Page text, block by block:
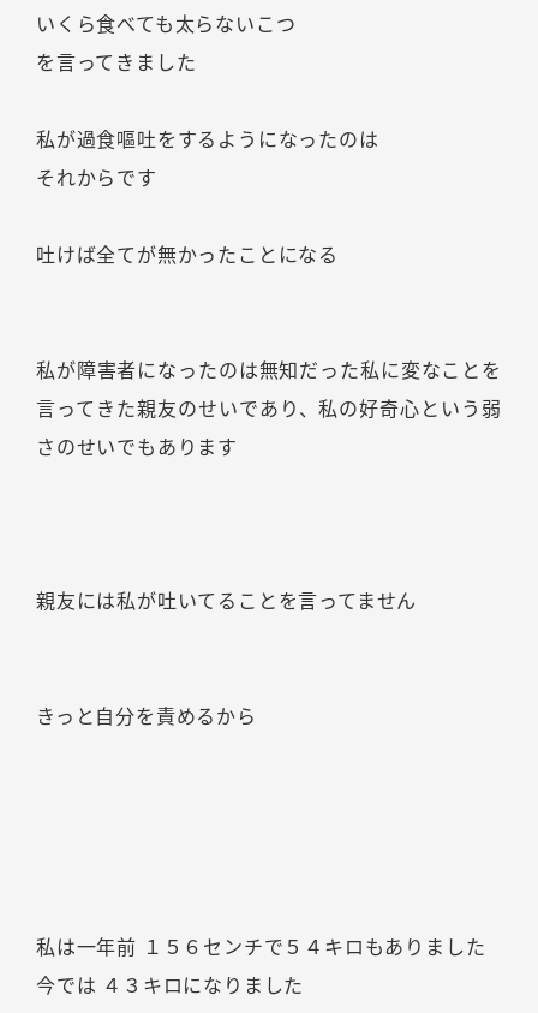
いくら食べても太らないこつ
を言ってきました
私が過食嘔吐をするようになったのは
それからです
吐けば全てが無かったことになる
私が障害者になったのは無知だった私に変なことを
言ってきた親友のせいであり、私の好奇心という弱
さのせいでもあります
親友には私が吐いてることを言ってません
きっと自分を責めるから
私は一年前 １５６センチで５４キロもありました
今では ４３キロになりました